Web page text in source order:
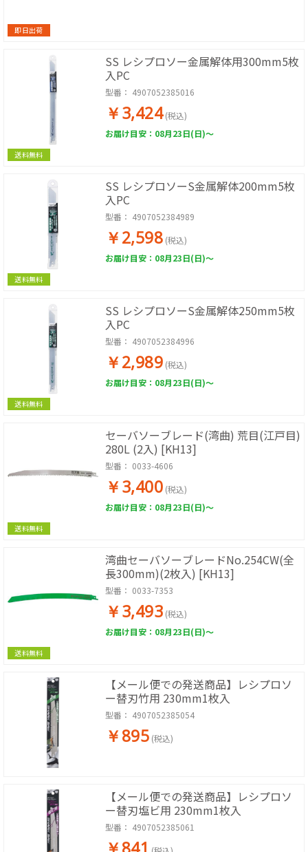
即日出荷
送料無料
SS レシプロソー金属解体用300mm5枚
入PC
型番： 4907052385016
￥3,424 (税込)
お届け目安：08月23日(日)～
送料無料
SS レシプロソーS金属解体200mm5枚
入PC
型番： 4907052384989
￥2,598 (税込)
お届け目安：08月23日(日)～
送料無料
SS レシプロソーS金属解体250mm5枚
入PC
型番： 4907052384996
￥2,989 (税込)
お届け目安：08月23日(日)～
送料無料
セーバソーブレード(湾曲) 荒目(江戸目)
280L (2入) [KH13]
型番： 0033-4606
￥3,400 (税込)
お届け目安：08月23日(日)～
送料無料
湾曲セーバソーブレードNo.254CW(全
長300mm)(2枚入) [KH13]
型番： 0033-7353
￥3,493 (税込)
お届け目安：08月23日(日)～
【メール便での発送商品】レシプロソ
ー替刃竹用 230mm1枚入
型番： 4907052385054
￥895 (税込)
【メール便での発送商品】レシプロソ
ー替刃塩ビ用 230mm1枚入
型番： 4907052385061